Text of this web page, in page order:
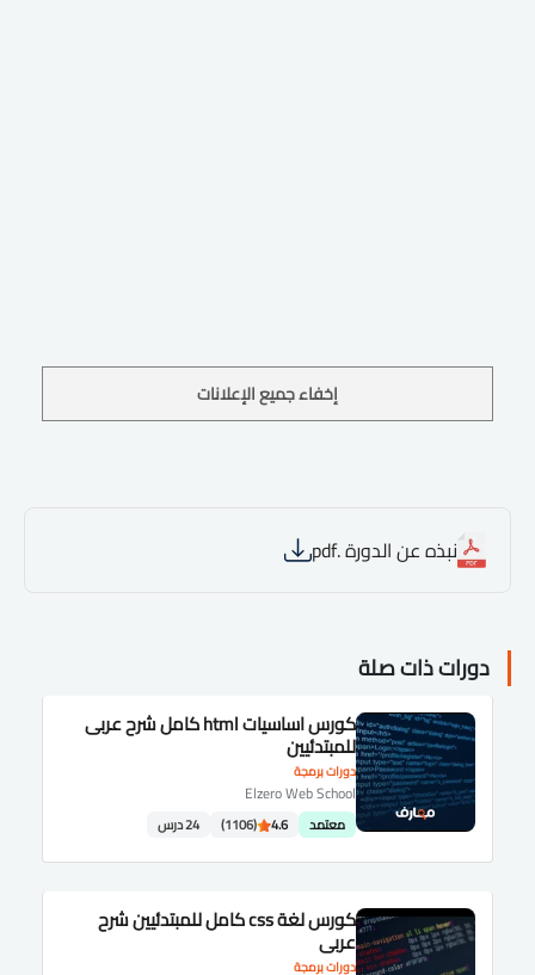
إخفاء جميع الإعلانات
نبذه عن الدورة .pdf
دورات ذات صلة
دورات برمجة
كورس اساسيات html كامل شرح عربى
للمبتدئيين
Elzero Web School
معتمد 4.6
(1106) 24 درس
دورات برمجة
كورس لغة css كامل للمبتدئيين شرح
عربى